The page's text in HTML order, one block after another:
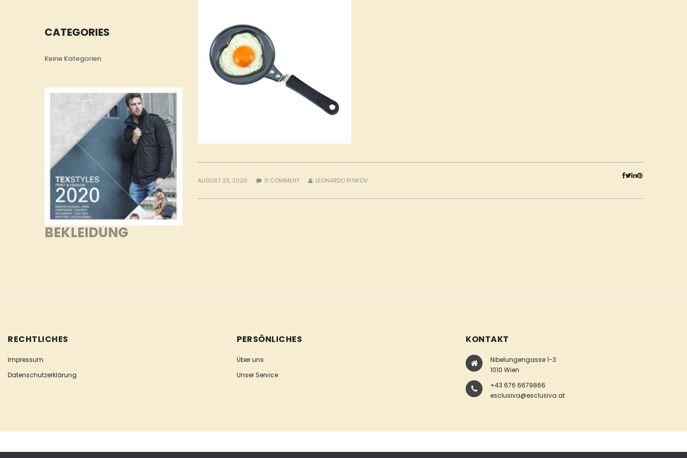
CATEGORIES
Keine Kategorien
BEKLEIDUNG
AUGUST 23, 2020 0 COMMENT LEONARDO PITIKOV
RECHTLICHES
Impressum
Datenschutzerklärung
PERSÖNLICHES
Über uns
Unser Service
KONTAKT
Nibelungengasse 1-3
1010 Wien
+43 676 6679866
esclusiva@esclusiva.at